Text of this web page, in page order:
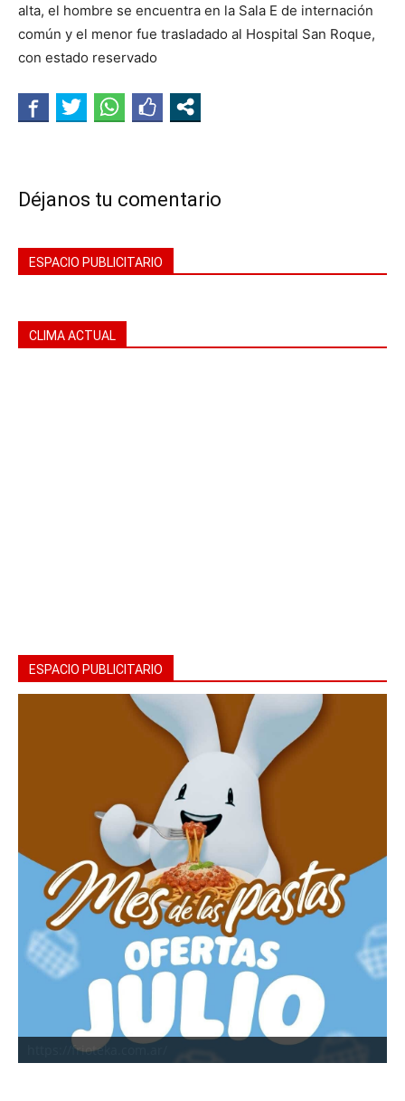
alta, el hombre se encuentra en la Sala E de internación
común y el menor fue trasladado al Hospital San Roque,
con estado reservado
Déjanos tu comentario
ESPACIO PUBLICITARIO
CLIMA ACTUAL
ESPACIO PUBLICITARIO
https://frioteka.com.ar/